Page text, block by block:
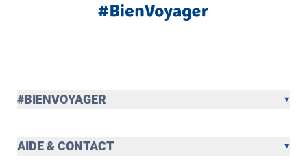
#BIENVOYAGER
AIDE & CONTACT